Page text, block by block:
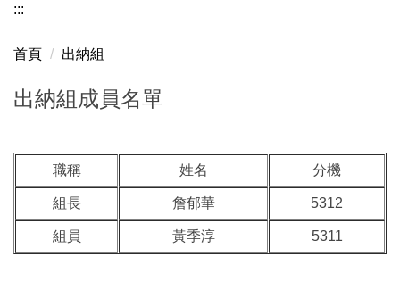
:::
首頁 出納組
出納組成員名單
職稱 姓名 分機
組長 詹郁華 5312
組員 黃季淳 5311